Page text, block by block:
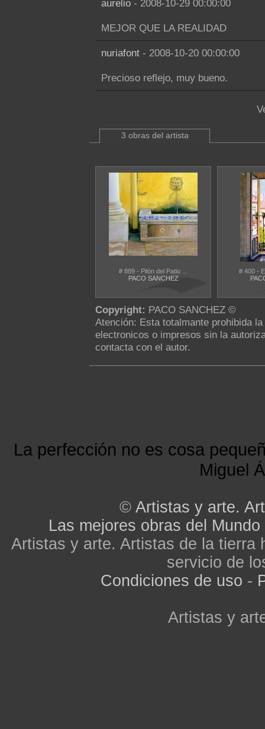
aurelio - 2008-10-29 00:00:00
MEJOR QUE LA REALIDAD
nuriafont - 2008-10-20 00:00:00
Precioso reflejo, muy bueno.
3 obras del artista
# 889 - Pilón del Patio ...
PACO SANCHEZ
# 400 -
Copyright: PACO SANCHEZ ©
Atención: Esta totalmante prohibida
electronicos o impresos sin la
contacta con el autor.
La perfección no es cosa
Miguel
© Artistas y arte.
Las mejores obras del Mundo
Artistas y arte. Artistas de la tierra
servicio de
Condiciones de uso -
Artistas y